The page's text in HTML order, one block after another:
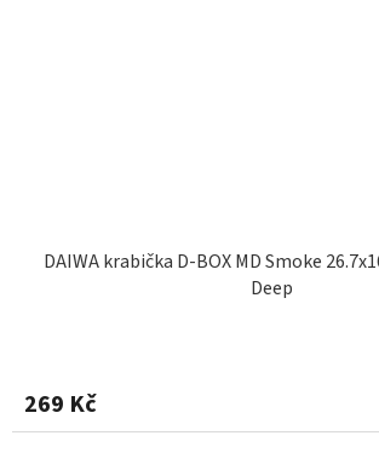
DAIWA krabička D-BOX MD Smoke
Deep
269 Kč